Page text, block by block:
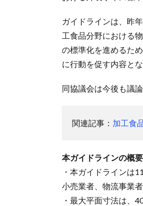
ガイドラインは、昨
工食品分野における
の標準化を進めるた
に行動を促す内容とな
同協議会は今後も議
関連記事： 加工食
本ガイドラインの概要
・本ガイドラインは
小売業者、物流事業
・最大平面寸法は、